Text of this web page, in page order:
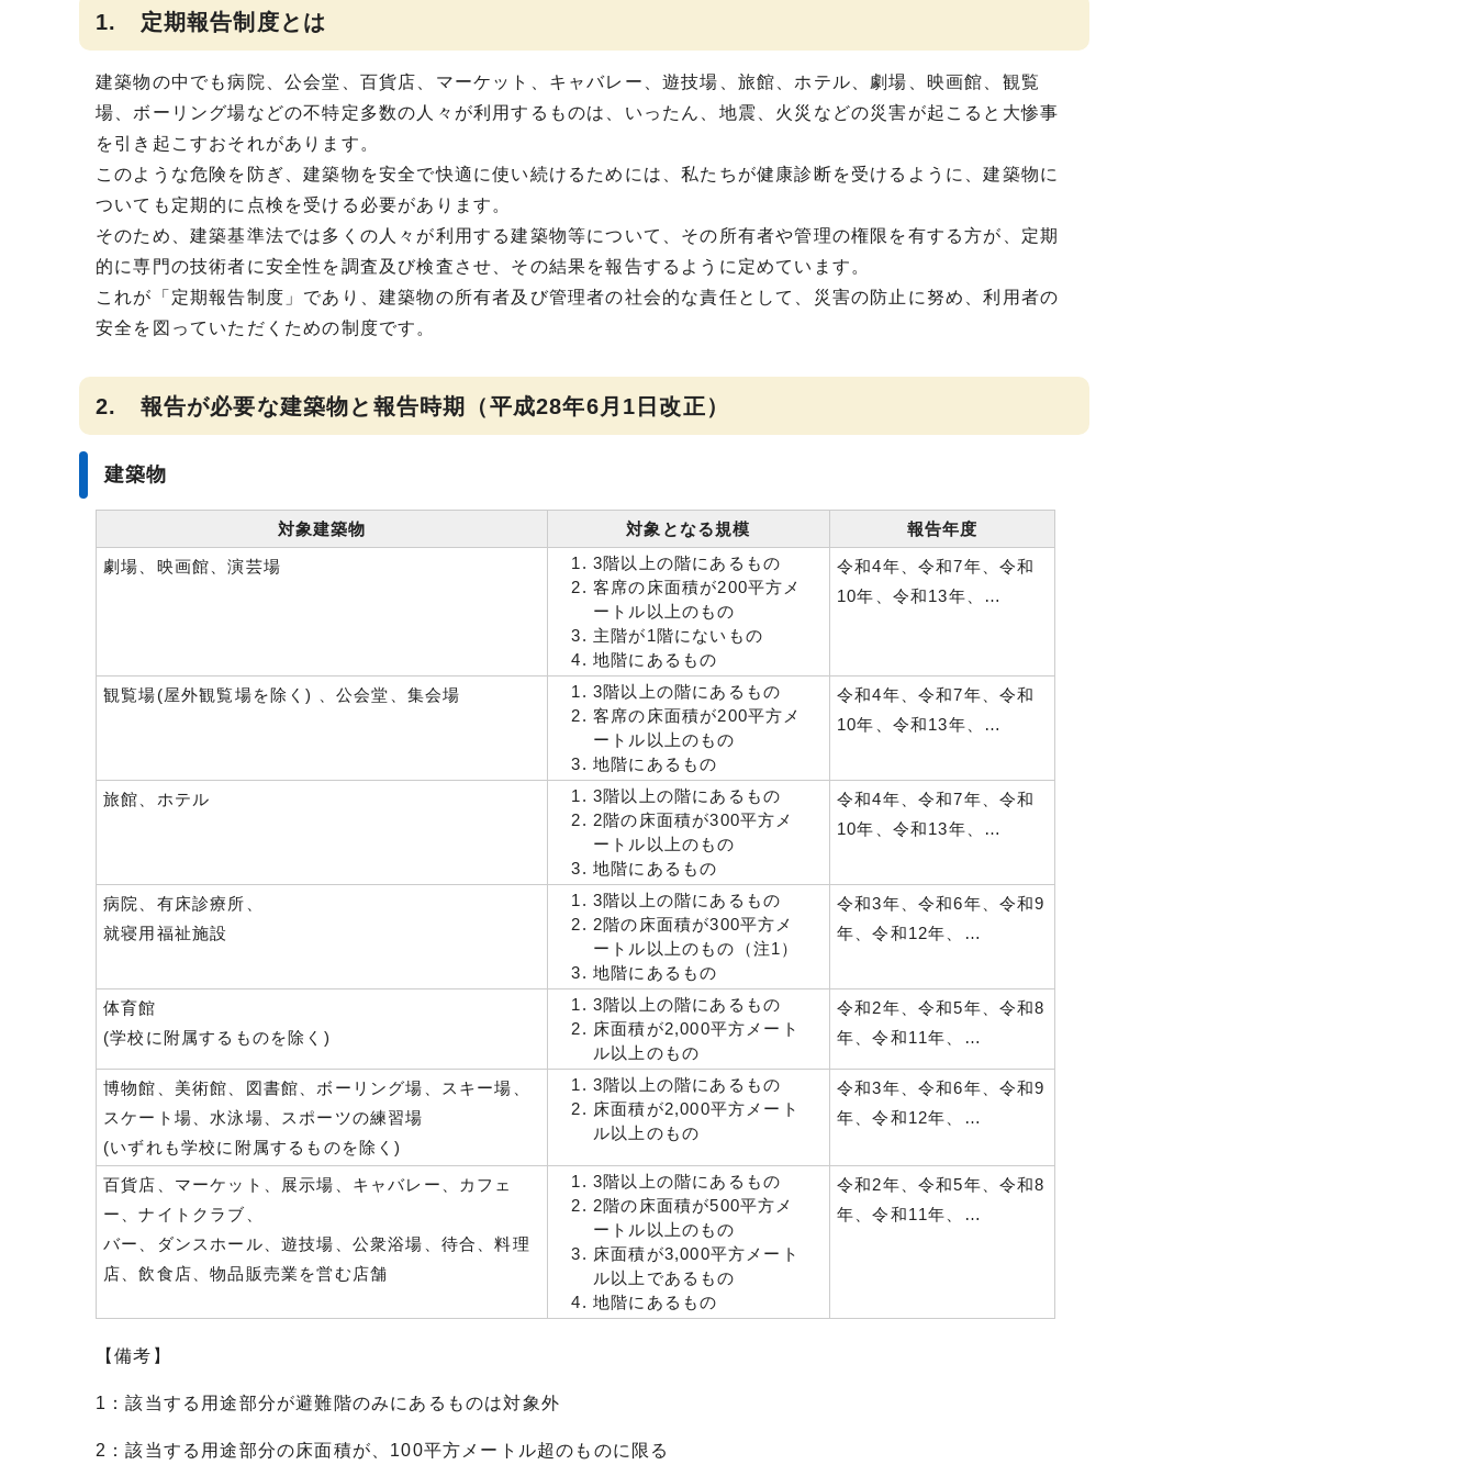
1. 定期報告制度とは
建築物の中でも病院、公会堂、百貨店、マーケット、キャバレー、遊技場、旅館、ホテル、劇場、映画館、観覧
場、ボーリング場などの不特定多数の人々が利用するものは、いったん、地震、火災などの災害が起こると大惨事
を引き起こすおそれがあります。
このような危険を防ぎ、建築物を安全で快適に使い続けるためには、私たちが健康診断を受けるように、建築物に
ついても定期的に点検を受ける必要があります。
そのため、建築基準法では多くの人々が利用する建築物等について、その所有者や管理の権限を有する方が、定期
的に専門の技術者に安全性を調査及び検査させ、その結果を報告するように定めています。
これが「定期報告制度」であり、建築物の所有者及び管理者の社会的な責任として、災害の防止に努め、利用者の
安全を図っていただくための制度です。
2. 報告が必要な建築物と報告時期（平成28年6月1日改正）
建築物
対象建築物 対象となる規模
報告年度
劇場、映画館、演芸場
3階以上の階にあるもの
客席の床面積が200平方メ
ートル以上のもの
主階が1階にないもの
地階にあるもの
令和4年、令和7年、令和
10年、令和13年、…
観覧場(屋外観覧場を除く) 、公会堂、集会場
3階以上の階にあるもの
客席の床面積が200平方メ
ートル以上のもの
地階にあるもの
令和4年、令和7年、令和
10年、令和13年、…
旅館、ホテル
3階以上の階にあるもの
2階の床面積が300平方メ
ートル以上のもの
地階にあるもの
令和4年、令和7年、令和
10年、令和13年、…
病院、有床診療所、
就寝用福祉施設
3階以上の階にあるもの
2階の床面積が300平方メ
ートル以上のもの（注1）
地階にあるもの
令和3年、令和6年、令和9
年、令和12年、…
体育館
(学校に附属するものを除く)
3階以上の階にあるもの
床面積が2,000平方メート
ル以上のもの
令和2年、令和5年、令和8
年、令和11年、…
博物館、美術館、図書館、ボーリング場、スキー場、
スケート場、水泳場、スポーツの練習場
(いずれも学校に附属するものを除く)
3階以上の階にあるもの
床面積が2,000平方メート
ル以上のもの
令和3年、令和6年、令和9
年、令和12年、…
百貨店、マーケット、展示場、キャバレー、カフェ
ー、ナイトクラブ、
バー、ダンスホール、遊技場、公衆浴場、待合、料理
店、飲食店、物品販売業を営む店舗
3階以上の階にあるもの
2階の床面積が500平方メ
ートル以上のもの
床面積が3,000平方メート
ル以上であるもの
地階にあるもの
令和2年、令和5年、令和8
年、令和11年、…
【備考】
1：該当する用途部分が避難階のみにあるものは対象外
2：該当する用途部分の床面積が、100平方メートル超のものに限る